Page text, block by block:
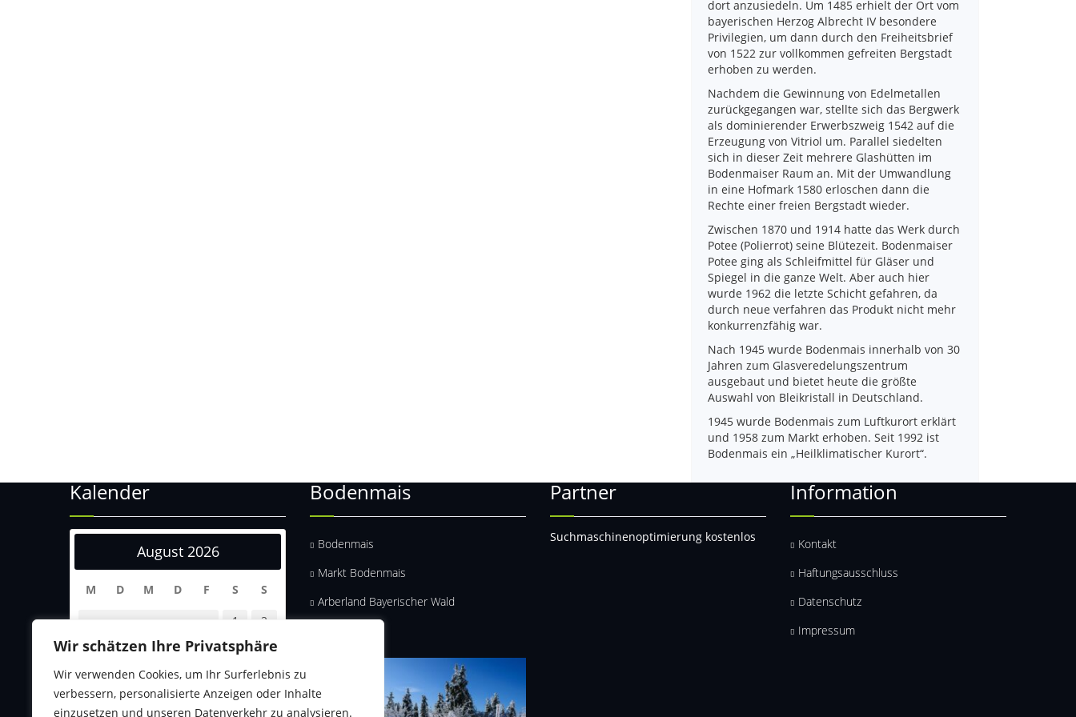
Wir schätzen Ihre Privatsphäre
Wir verwenden Cookies, um Ihr Surferlebnis zu
verbessern, personalisierte Anzeigen oder Inhalte
einzusetzen und unseren Datenverkehr zu analysieren.
dort anzusiedeln. Um 1485 erhielt der Ort vom
bayerischen Herzog Albrecht IV besondere
Privilegien, um dann durch den Freiheitsbrief
von 1522 zur vollkommen gefreiten Bergstadt
erhoben zu werden.
Nachdem die Gewinnung von Edelmetallen
zurückgegangen war, stellte sich das Bergwerk
als dominierender Erwerbszweig 1542 auf die
Erzeugung von Vitriol um. Parallel siedelten
sich in dieser Zeit mehrere Glashütten im
Bodenmaiser Raum an. Mit der Umwandlung
in eine Hofmark 1580 erloschen dann die
Rechte einer freien Bergstadt wieder.
Zwischen 1870 und 1914 hatte das Werk durch
Potee (Polierrot) seine Blütezeit. Bodenmaiser
Potee ging als Schleifmittel für Gläser und
Spiegel in die ganze Welt. Aber auch hier
wurde 1962 die letzte Schicht gefahren, da
durch neue verfahren das Produkt nicht mehr
konkurrenzfähig war.
Nach 1945 wurde Bodenmais innerhalb von 30
Jahren zum Glasveredelungszentrum
ausgebaut und bietet heute die größte
Auswahl von Bleikristall in Deutschland.
1945 wurde Bodenmais zum Luftkurort erklärt
und 1958 zum Markt erhoben. Seit 1992 ist
Bodenmais ein „Heilklimatischer Kurort“.
Kalender
August 2026
M D M D F S S
1
2
3
4 5 6 7 8
9
10
11 12 13 14 15
16
17
18 19 20 21 22
23
Bodenmais
Bodenmais
Markt Bodenmais
Arberland Bayerischer Wald
Partner
Suchmaschinenoptimierung kostenlos
Information
Kontakt
Haftungsausschluss
Datenschutz
Impressum